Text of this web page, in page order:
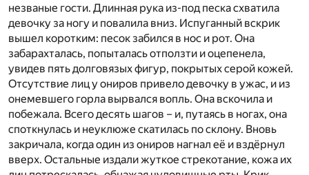
незваные гости. Длинная рука из-под песка схватила
девочку за ногу и повалила вниз. Испуганный вскрик
вышел коротким: песок забился в нос и рот. Она
забарахталась, попыталась отползти и оцепенела,
увидев пять долговязых фигур, покрытых серой кожей.
Отсутствие лиц у ониров привело девочку в ужас, и из
онемевшего горла вырвался вопль. Она вскочила и
побежала. Всего десять шагов – и, путаясь в ногах, она
споткнулась и неуклюже скатилась по склону. Вновь
закричала, когда один из ониров нагнал её и вздёрнул
вверх. Остальные издали жуткое стрекотание, кожа их